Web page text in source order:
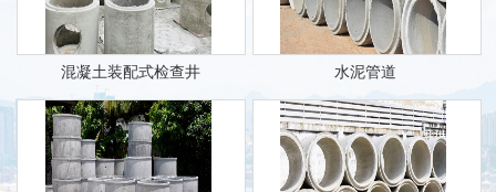
混凝土装配式检查井 水泥管道